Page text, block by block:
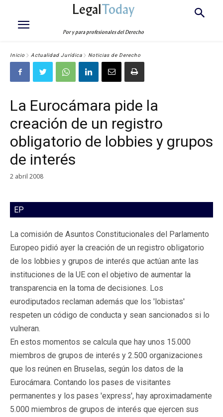
LegalToday
Por y para profesionales del Derecho
Inicio Actualidad Jurídica Noticias de Derecho
La Eurocámara pide la
creación de un registro
obligatorio de lobbies y grupos
de interés
2 abril 2008
EP
La comisión de Asuntos Constitucionales del Parlamento
Europeo pidió ayer la creación de un registro obligatorio
de los lobbies y grupos de interés que actúan ante las
instituciones de la UE con el objetivo de aumentar la
transparencia en la toma de decisiones. Los
eurodiputados reclaman además que los 'lobistas'
respeten un código de conducta y sean sancionados si lo
vulneran.
En estos momentos se calcula que hay unos 15.000
miembros de grupos de interés y 2.500 organizaciones
que los reúnen en Bruselas, según los datos de la
Eurocámara. Contando los pases de visitantes
permanentes y los pases 'express', hay aproximadamente
5.000 miembros de grupos de interés que ejercen sus